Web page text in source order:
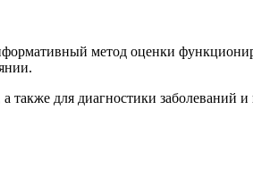
метод оценки
также для диагностики